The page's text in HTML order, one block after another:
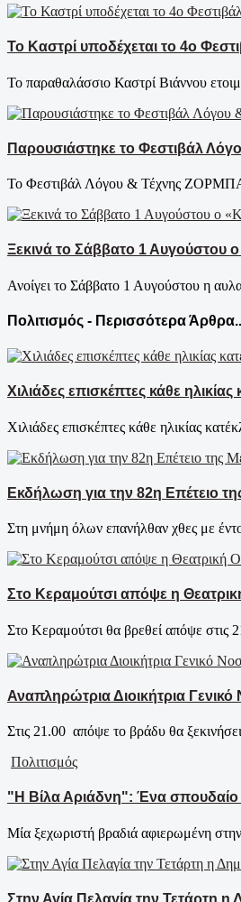
Το Καστρί υποδέχεται το 4ο
Το παραθαλάσσιο Καστρί Βιάννου
Παρουσιάστηκε το Φεστιβάλ
To Φεστιβάλ Λόγου & Τέχνης ΖΟΡΜΠΑΣ
Ξεκινά το Σάββατο 1
Ανοίγει το Σάββατο 1 Αυγούστου η
Πολιτισμός - Περισσότερα
Χιλιάδες επισκέπτες κάθε
Χιλιάδες επισκέπτες κάθε ηλικίας
Εκδήλωση για την 82η Επέτειο
Στη μνήμη όλων επανήλθαν χθες με
Στο Κεραμούτσι απόψε η
Στο Κεραμούτσι θα βρεθεί απόψε
Αναπληρώτρια Διοικήτρια Γενικό
Στις 21.00 απόψε το βράδυ θα
Πολιτισμός
"Η Βίλα Αριάδνη": Ένα σπουδαίο
Μία ξεχωριστή βραδιά αφιερωμένη
Στην Αγία Πελαγία την Τετάρτη η